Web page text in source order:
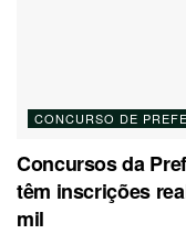
CONCURSO DE
Concursos da
têm inscrições
mil